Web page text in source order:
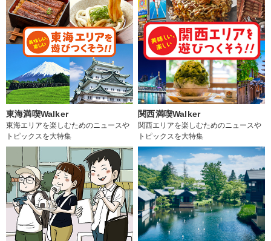
東海満喫Walker
東海エリアを楽しむためのニュースや
トピックスを大特集
関西満喫Walker
関西エリアを楽しむためのニュースや
トピックスを大特集